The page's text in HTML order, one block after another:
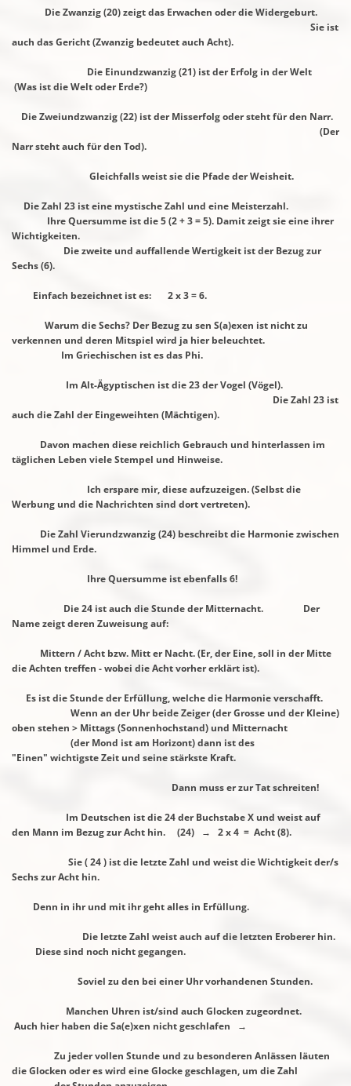
Die Zwanzig (20) zeigt das Erwachen oder die Widergeburt.
Sie ist
auch das Gericht (Zwanzig bedeutet auch Acht).
Die Einundzwanzig (21) ist der Erfolg in der Welt
(Was ist die Welt oder Erde?)
Die Zweiundzwanzig (22) ist der Misserfolg oder steht für den Narr.
(Der
Narr steht auch für den Tod).
Gleichfalls weist sie die Pfade der Weisheit.
Die Zahl 23 ist eine mystische Zahl und eine Meisterzahl.
Ihre Quersumme ist die 5 (2 + 3 = 5). Damit zeigt sie eine ihrer
Wichtigkeiten.
Die zweite und auffallende Wertigkeit ist der Bezug zur
Sechs (6).
Einfach bezeichnet ist es: 2 x 3 = 6.
Warum die Sechs? Der Bezug zu sen S(a)exen ist nicht zu
verkennen und deren Mitspiel wird ja hier beleuchtet.
Im Griechischen ist es das Phi.
Im Alt-Ägyptischen ist die 23 der Vogel (Vögel).
Die Zahl 23 ist
auch die Zahl der Eingeweihten (Mächtigen).
Davon machen diese reichlich Gebrauch und hinterlassen im
täglichen Leben vieleStempel und Hinweise.
Ich erspare mir, diese aufzuzeigen. (Selbst die
Werbung und die Nachrichten sind dortvertreten).
Die Zahl Vierundzwanzig (24) beschreibt die Harmonie zwischen
Himmel und Erde.
Ihre Quersumme ist ebenfalls 6!
Die 24 ist auch die Stunde der Mitternacht. Der
Name zeigt deren Zuweisung auf:
Mittern / Acht bzw. Mitt er Nacht. (Er, der Eine, soll in derMitte
die Achten treffen - wobei die Acht vorher erklärt ist).
Es ist die Stunde der Erfüllung, welche die Harmonie verschafft.
Wenn an der Uhr beide Zeiger (der Grosse und der Kleine)
oben stehen > Mittags(Sonnenhochstand) und Mitternacht
(der Mond ist am Horizont) dann ist des
"Einen" wichtigste Zeit und seine stärkste Kraft.
Dann muss er zur Tat schreiten!
Im Deutschen ist die 24 der Buchstabe X und weist auf
den Mann im Bezug zur Acht hin. (24) → 2 x 4 = Acht (8).
Sie ( 24 ) ist die letzte Zahl und weist die Wichtigkeit der/s
Sechs zur Acht hin.
Denn in ihr und mit ihr geht alles in Erfüllung.
Die letzte Zahl weist auch auf die letzten Eroberer hin.
Diese sind noch nichtgegangen.
Soviel zu den bei einer Uhr vorhandenen Stunden.
Manchen Uhren ist/sind auch Glocken zugeordnet.
Auch hier haben die Sa(e)xen nichtgeschlafen →
Zu jeder vollen Stunde und zu besonderen Anlässen läuten
die Glocken oder es wird eine Glocke geschlagen, um die Zahl